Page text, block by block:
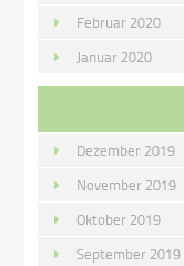
Februar 2020
Januar 2020
Dezember 2019
November 2019
Oktober 2019
September 2019